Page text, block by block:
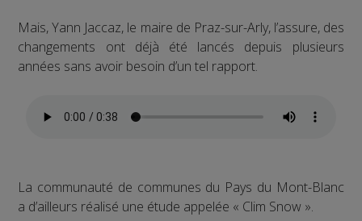
Mais, Yann Jaccaz, le maire de Praz-sur-Arly, l’assure, des
changements ont déjà été lancés depuis plusieurs
années sans avoir besoin d’un tel rapport.
La communauté de communes du Pays du Mont-Blanc
a d’ailleurs réalisé une étude appelée « Clim Snow ».